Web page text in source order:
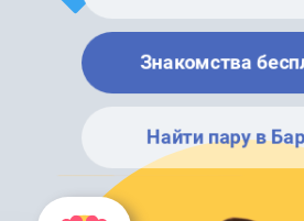
Знакомства
Найти пару в